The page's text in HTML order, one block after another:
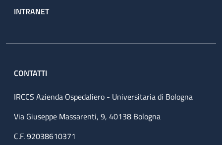
INTRANET
CONTATTI
IRCCS Azienda Ospedaliero - Universitaria di Bologna
Via Giuseppe Massarenti, 9, 40138 Bologna
C.F. 92038610371